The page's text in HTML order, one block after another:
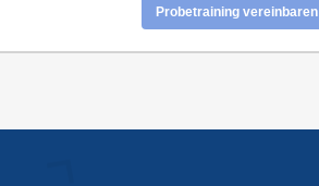
Probetraining vereinbaren